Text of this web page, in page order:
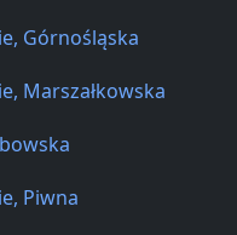
Górnośląska
Marszałkowska
Piwna